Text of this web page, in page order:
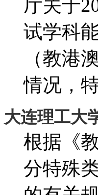
厅关于
试学科
（教港
情况，
大连理工大
根据《
分特殊